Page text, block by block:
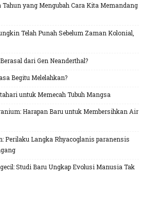
yang Mengubah Cara Kita Memandang
Telah Punah Sebelum Zaman Kolonial,
dari Gen Neanderthal?
Begitu Melelahkan?
untuk Memecah Tubuh Mangsa
Harapan Baru untuk Membersihkan Air
Perilaku Langka Rhyacoglanis paranensis
Studi Baru Ungkap Evolusi Manusia Tak